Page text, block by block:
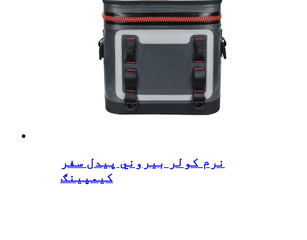
نرم کولر بیروني پیدل سفر
کیمپینګ